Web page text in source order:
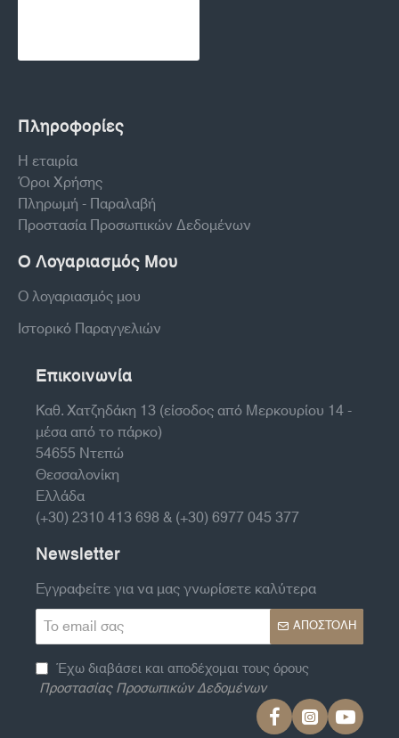
Πληροφορίες
Η εταιρία
Όροι Χρήσης
Πληρωμή - Παραλαβή
Προστασία Προσωπικών Δεδομένων
Ο Λογαριασμός Μου
Ο λογαριασμός μου
Ιστορικό Παραγγελιών
Επικοινωνία
Καθ. Χατζηδάκη 13 (είσοδος από Μερκουρίου 14 -
μέσα από το πάρκο)
54655 Ντεπώ
Θεσσαλονίκη
Ελλάδα
(+30) 2310 413 698 & (+30) 6977 045 377
Newsletter
Εγγραφείτε για να μας γνωρίσετε καλύτερα
Το
email
σας
ΑΠΟΣΤΟΛΉ
Έχω διαβάσει και αποδέχομαι τους όρους
Προστασίας Προσωπικών Δεδομένων